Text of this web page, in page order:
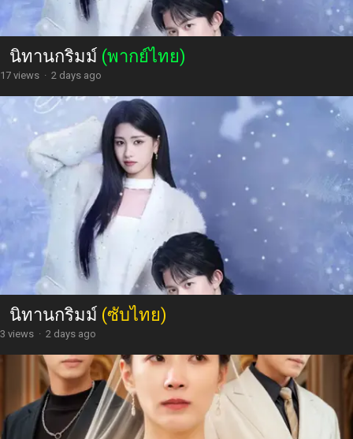
นิทานกริมม์ (พากย์ไทย)
17 views · 2 days ago
นิทานกริมม์ (ซับไทย)
3 views · 2 days ago